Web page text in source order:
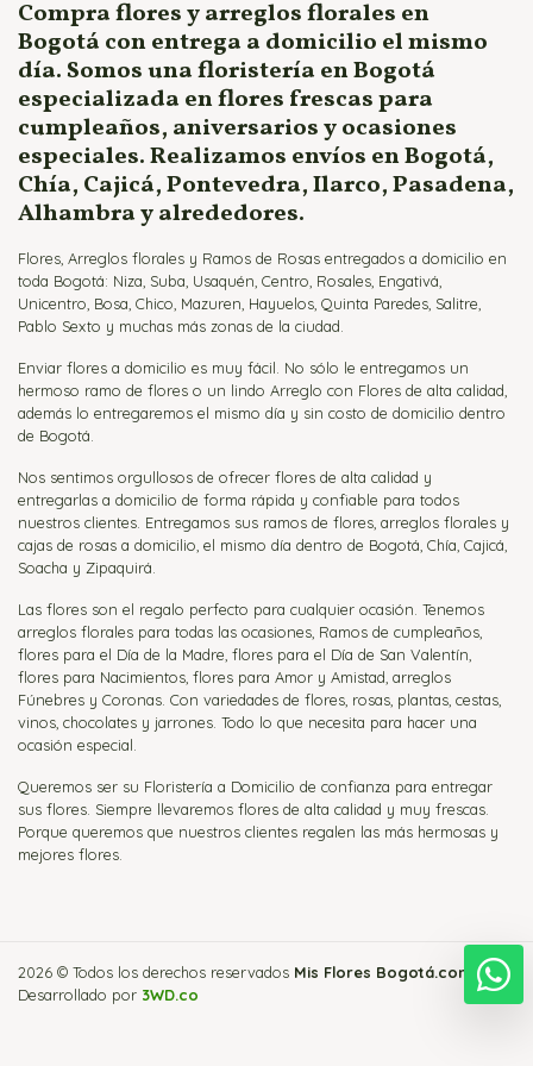
Compra flores y arreglos florales en
Bogotá con entrega a domicilio el mismo
día. Somos una floristería en Bogotá
especializada en flores frescas para
cumpleaños, aniversarios y ocasiones
especiales. Realizamos envíos en Bogotá,
Chía, Cajicá, Pontevedra, Ilarco, Pasadena,
Alhambra y alrededores.
Flores, Arreglos florales y Ramos de Rosas entregados a domicilio en
toda Bogotá: Niza, Suba, Usaquén, Centro, Rosales, Engativá,
Unicentro, Bosa, Chico, Mazuren, Hayuelos, Quinta Paredes, Salitre,
Pablo Sexto y muchas más zonas de la ciudad.
Enviar flores a domicilio es muy fácil. No sólo le entregamos un
hermoso ramo de flores o un lindo Arreglo con Flores de alta calidad,
además lo entregaremos el mismo día y sin costo de domicilio dentro
de Bogotá.
Nos sentimos orgullosos de ofrecer flores de alta calidad y
entregarlas a domicilio de forma rápida y confiable para todos
nuestros clientes. Entregamos sus ramos de flores, arreglos florales y
cajas de rosas a domicilio, el mismo día dentro de Bogotá, Chía, Cajicá,
Soacha y Zipaquirá.
Las flores son el regalo perfecto para cualquier ocasión. Tenemos
arreglos florales para todas las ocasiones, Ramos de cumpleaños,
flores para el Día de la Madre, flores para el Día de San Valentín,
flores para Nacimientos, flores para Amor y Amistad, arreglos
Fúnebres y Coronas. Con variedades de flores, rosas, plantas, cestas,
vinos, chocolates y jarrones. Todo lo que necesita para hacer una
ocasión especial.
Queremos ser su Floristería a Domicilio de confianza para entregar
sus flores. Siempre llevaremos flores de alta calidad y muy frescas.
Porque queremos que nuestros clientes regalen las más hermosas y
mejores flores.
2026 © Todos los derechos reservados Mis Flores Bogotá.com
Desarrollado por 3WD.co